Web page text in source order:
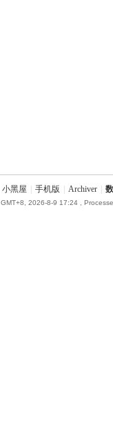
小黑屋 手机版 Archiver
GMT+8, 2026-8-9 17:24,